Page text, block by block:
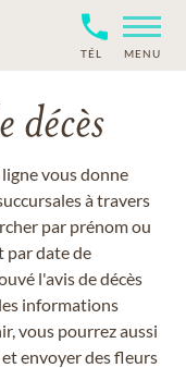
TÉL MENU
décès
vous donne
à travers
par prénom ou
par date de
l'avis de décès
informations
vous pourrez aussi
envoyer des fleurs